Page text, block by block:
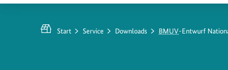
Umwelt,
Klimaschutz,
Start Service Downloads BMUV-Entwurf